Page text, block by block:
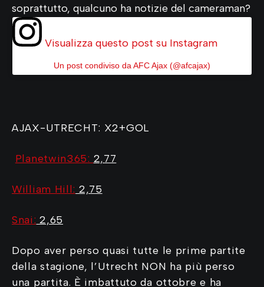
soprattutto, qualcuno ha notizie del cameraman?
Visualizza questo post su Instagram
Un post condiviso da AFC Ajax (@afcajax)
AJAX-UTRECHT: X2+GOL
Planetwin365: 2,77
William Hill: 2,75
Snai: 2,65
Dopo aver perso quasi tutte le prime partite
della stagione, l’Utrecht NON ha più perso
una partita. È imbattuto da ottobre e ha